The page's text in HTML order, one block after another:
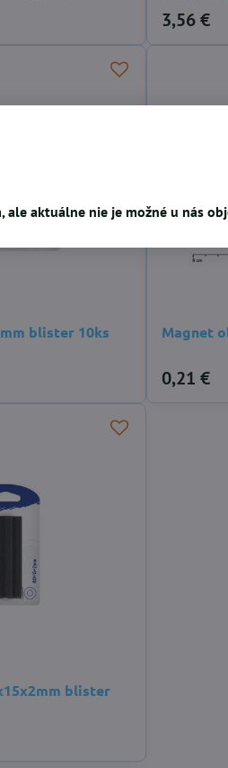
3,56 €
blister 10ks Magnet
0,21 €
blister
ale aktuálne nie je možné u nás